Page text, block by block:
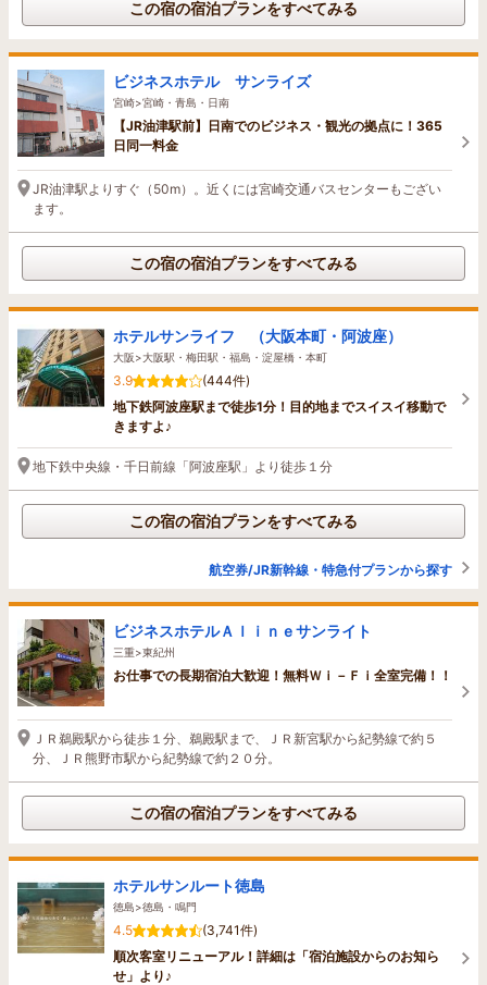
この宿の宿泊プランをすべてみる
ビジネスホテル サンライズ
宮崎>宮崎・青島・日南
【JR油津駅前】日南でのビジネス・観光の拠点に！365
日同一料金
JR油津駅よりすぐ（50m）。近くには宮崎交通バスセンターもござい
ます。
この宿の宿泊プランをすべてみる
ホテルサンライフ （大阪本町・阿波座）
大阪>大阪駅・梅田駅・福島・淀屋橋・本町
3.9
(444件)
地下鉄阿波座駅まで徒歩1分！目的地までスイスイ移動で
きますよ♪
地下鉄中央線・千日前線「阿波座駅」より徒歩１分
この宿の宿泊プランをすべてみる
航空券/JR新幹線・特急付プランから探す
ビジネスホテルＡｌｉｎｅサンライト
三重>東紀州
お仕事での長期宿泊大歓迎！無料Ｗｉ－Ｆｉ全室完備！！
ＪＲ鵜殿駅から徒歩１分、鵜殿駅まで、ＪＲ新宮駅から紀勢線で約５
分、ＪＲ熊野市駅から紀勢線で約２０分。
この宿の宿泊プランをすべてみる
ホテルサンルート徳島
徳島>徳島・鳴門
4.5
(3,741件)
順次客室リニューアル！詳細は「宿泊施設からのお知ら
せ」より♪